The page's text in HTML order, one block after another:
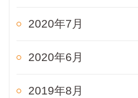
2020年7月
2020年6月
2019年8月